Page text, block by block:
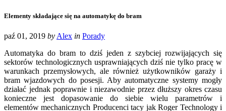
Elementy składające się na automatykę do bram
paź 01, 2019 by Alex in Porady
Automatyka do bram to dziś jeden z szybciej rozwijających się
sektorów technologicznych usprawniających dziś nie tylko pracę w
warunkach przemysłowych, ale również użytkowników garaży i
bram wjazdowych do posesji. Aby automatyczne systemy mogły
działać jednak poprawnie i niezawodnie przez dłuższy okres czasu
konieczne jest dopasowanie do siebie wielu parametrów i
elementów mechanicznych Producenci tacy jak Roger Technology i